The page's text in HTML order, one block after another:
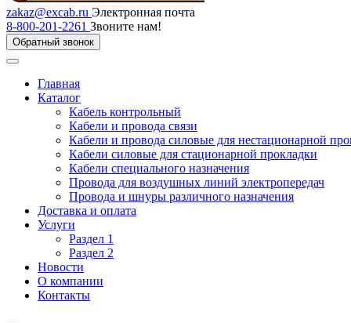
zakaz@excab.ru Электронная почта
8-800-201-2261 Звоните нам!
Обратный звонок
Главная
Каталог
Кабель контрольный
Кабели и провода связи
Кабели и провода силовые для нестационарной
Кабели силовые для стационарной прокладки
Кабели специального назначения
Провода для воздушных линий электропередач
Провода и шнуры различного назначения
Доставка и оплата
Услуги
Раздел 1
Раздел 2
Новости
О компании
Контакты